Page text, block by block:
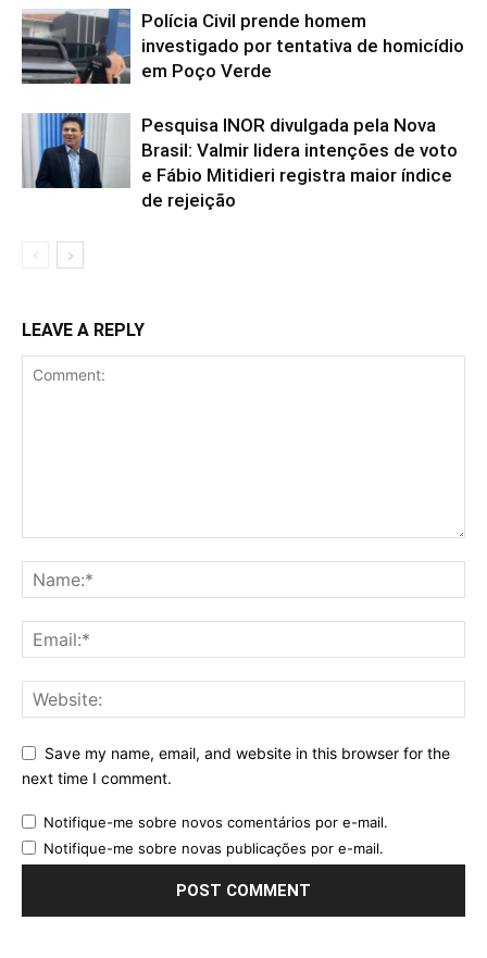
Polícia Civil prende homem
investigado por tentativa de homicídio
em Poço Verde
Pesquisa INOR divulgada pela Nova
Brasil: Valmir lidera intenções de voto
e Fábio Mitidieri registra maior índice
de rejeição
LEAVE A REPLY
Save my name, email, and website in this browser for the
next time I comment.
Notifique-me sobre novos comentários por e-mail.
Notifique-me sobre novas publicações por e-mail.